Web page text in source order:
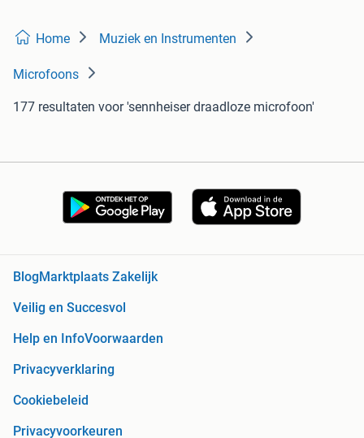
Home Muziek en Instrumenten
Microfoons
177 resultaten voor 'sennheiser draadloze microfoon'
Blog Marktplaats Zakelijk
Veilig en Succesvol
Help en InfoVoorwaarden
Privacyverklaring
Cookiebeleid
Privacyvoorkeuren